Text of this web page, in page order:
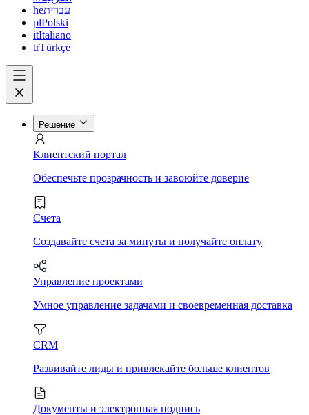
heעברית
plPolski
itItaliano
trTürkçe
Решение
Клиентский портал
Обеспечьте прозрачность и завоюйте доверие
Счета
Создавайте счета за минуты и получайте оплату
Управление проектами
Умное управление задачами и своевременная доставка
CRM
Развивайте лиды и привлекайте больше клиентов
Документы и электронная подпись